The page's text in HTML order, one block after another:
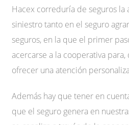
Hacex correduría de seguros la
siniestro tanto en el seguro
seguros, en la que el primer
acercarse a la cooperativa
ofrecer una atención
Además hay que tener en
que el seguro genera en